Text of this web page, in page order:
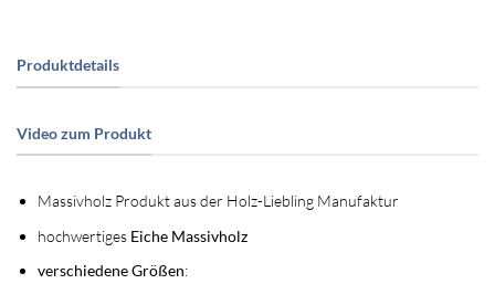
Produktdetails
Video zum Produkt
Massivholz Produkt aus der Holz-Liebling Manufaktur
hochwertiges Eiche Massivholz
verschiedene Größen: